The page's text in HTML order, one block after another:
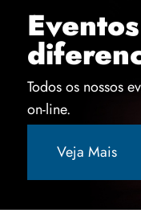
Todos os nossos
on-line.
Veja Mais